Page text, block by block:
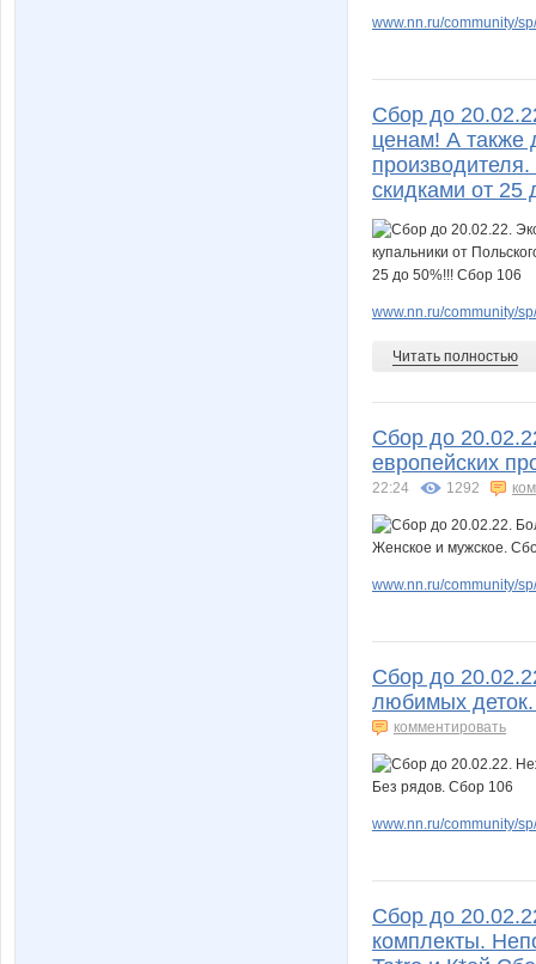
www.nn.ru/community/
Сбор до
ценам! А также
скидками от
www.nn.ru/community/
Читать полностью
Сбор до
европейских
22:24 1292
www.nn.ru/community/
Сбор до
любимых
комментировать
www.nn.ru/community/
Сбор до
комплекты.